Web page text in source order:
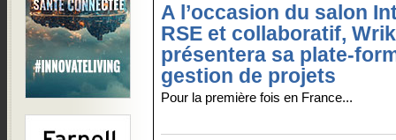
A l’occasion du salon
RSE et collaboratif,
présentera sa plate-
gestion de projets
Pour la première fois en France...